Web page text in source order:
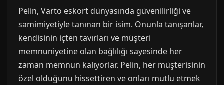
Pelin, Varto eskort dünyasında güvenilirliği ve
samimiyetiyle tanınan bir isim. Onunla tanışanlar,
kendisinin içten tavırları ve müşteri
memnuniyetine olan bağlılığı sayesinde her
zaman memnun kalıyorlar. Pelin, her müşterisinin
özel olduğunu hissettiren ve onları mutlu etmek